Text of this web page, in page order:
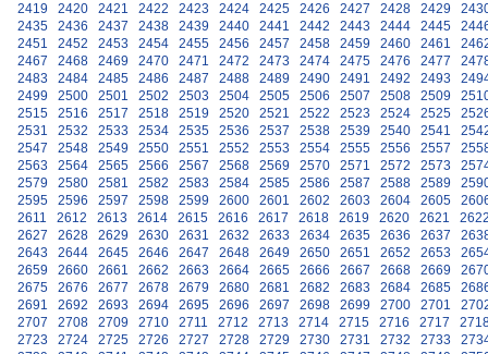
2419
2420 2421 2422 2423 2424 2425 2426 2427 2428 2429
2435
2436 2437 2438 2439 2440 2441 2442 2443 2444 2445
2451
2452 2453 2454 2455 2456 2457 2458 2459 2460 2461
2467
2468 2469 2470 2471 2472 2473 2474 2475 2476 2477
2483
2484 2485 2486 2487 2488 2489 2490 2491 2492 2493
2499
2500 2501 2502 2503 2504 2505 2506 2507 2508 2509
2515
2516 2517 2518 2519 2520 2521 2522 2523 2524 2525
2531
2532 2533 2534 2535 2536 2537 2538 2539 2540 2541
2547
2548 2549 2550 2551 2552 2553 2554 2555 2556 2557
2563
2564 2565 2566 2567 2568 2569 2570 2571 2572 2573
2579
2580 2581 2582 2583 2584 2585 2586 2587 2588 2589
2595
2596 2597 2598 2599 2600 2601 2602 2603 2604 2605
2611
2612 2613 2614 2615 2616 2617 2618 2619 2620 2621
2627
2628 2629 2630 2631 2632 2633 2634 2635 2636 2637
2643
2644 2645 2646 2647 2648 2649 2650 2651 2652 2653
2659
2660 2661 2662 2663 2664 2665 2666 2667 2668 2669
2675
2676 2677 2678 2679 2680 2681 2682 2683 2684 2685
2691
2692 2693 2694 2695 2696 2697 2698 2699 2700 2701
2707
2708 2709 2710 2711 2712 2713 2714 2715 2716 2717
2723
2724 2725 2726 2727 2728 2729 2730 2731 2732 2733